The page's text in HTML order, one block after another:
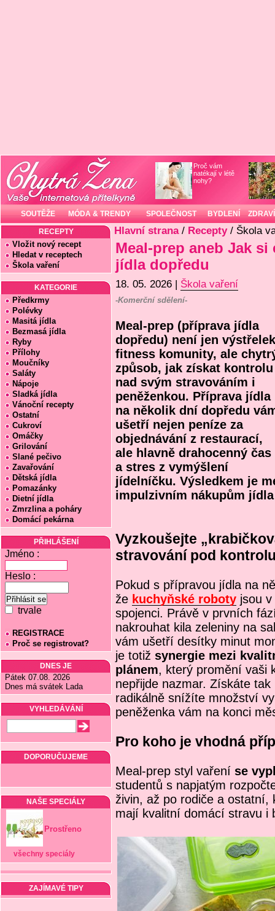
Proč vám
natékají v létě
nohy?
SOUTĚŽE MÓDA & TRENDY SPOLEČNOST BYDLENÍ ZDRAVÍ
RECEPTY
Vložit nový recept
Hledat v receptech
Škola vaření
KATEGORIE
Předkrmy
Polévky
Masitá jídla
Bezmasá jídla
Ryby
Přílohy
Moučníky
Saláty
Nápoje
Sladká jídla
Vánoční recepty
Ostatní
Cukroví
Omáčky
Grilování
Slané pečivo
Zavařování
Dětská jídla
Pomazánky
Dietní jídla
Zmrzlina a poháry
Domácí pekárna
PŘIHLÁŠENÍ
Jméno :
Heslo :
trvale
REGISTRACE
Proč se registrovat?
DNES JE
Pátek 07.08. 2026
Dnes má svátek Lada
VYHLEDÁVÁNÍ
DOPORUČUJEME
NAŠE SPECIÁLY
Prostřeno
všechny speciály
ZAJÍMAVÉ TIPY
Hlavní strana/ Recepty/ Škola
Meal-prep aneb Jak
jídla dopředu
18. 05. 2026 | Škola vaření
-Komerční sdělení-
Meal-prep (příprava jídla
dopředu) není jen výstřelek
fitness komunity, ale
způsob, jak získat kontrolu
nad svým stravováním i
peněženkou. Příprava jídla
na několik dní dopředu
ušetří nejen peníze za
objednávání z restaurací,
ale hlavně drahocenný čas
a stres z vymýšlení
jídelníčku. Výsledkem je
impulzivním nákupům
Vyzkoušejte
stravování pod
Pokud s přípravou jídla na
že kuchyňské roboty jsou
spojenci. Právě v prvních
nakrouhat kila zeleniny na
vám ušetří desítky minut
je totiž synergie mezi
plánem, který promění vaši
nepřijde nazmar. Získáte
radikálně snížíte množství
peněženka vám na konci
Pro koho je vhodná
Meal-prep styl vaření se
studentů s napjatým
živin, až po rodiče a
mají kvalitní domácí stravu